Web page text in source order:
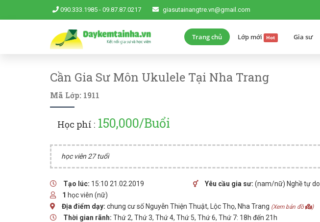
090.333.1985 - 09.87.87.0217 giasutainangtre.vn@gmail.com
Trang chủ Lớp mới Hot Gia sư
Cần Gia Sư Môn Ukulele Tại Nha Trang
Mã Lớp: 1911
Học phí : 150,000/Buổi
học viên 27 tuổi
Tạo lúc: 15:10 21.02.2019 Yêu cầu gia sư: (nam/nữ) Nghề tự do
1 học viên (nữ)
Địa điểm dạy: chung cư số Nguyễn Thiện Thuật, Lộc Thọ, Nha Trang (Xem bản đồ )
Thời gian rãnh: Thứ 2, Thứ 3, Thứ 4, Thứ 5, Thứ 6, Thứ 7: 18h đến 21h